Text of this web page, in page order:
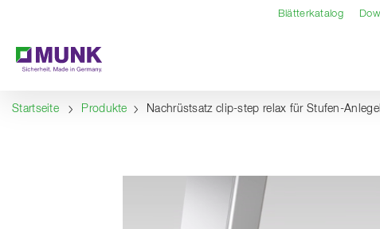
Blätterkatalog
Startseite Produkte Nachrüstsatz clip-step relax für Stufen-